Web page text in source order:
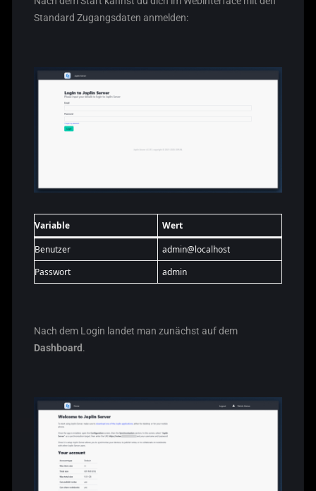
Standard Zugangsdaten anmelden:
Variable
Wert
Benutzer
admin@localhost
Passwort
admin
Nach dem Login landet man zunächst auf dem
Dashboard .